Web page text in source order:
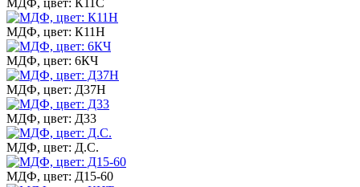
МДФ, цвет: К11С
МДФ, цвет: К11Н
МДФ, цвет: 6КЧ
МДФ, цвет: Д37Н
МДФ, цвет: Д33
МДФ, цвет: Д.С.
МДФ, цвет: Д15-60